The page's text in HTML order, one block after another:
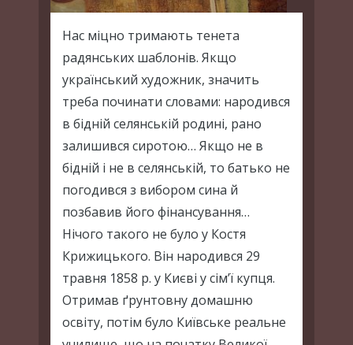
Нас міцно тримають тенета
радянських шаблонів. Якщо
український художник, значить
треба починати словами: народився
в бідній селянській родині, рано
залишився сиротою… Якщо не в
бідній і не в селянській, то батько не
погодився з вибором сина й
позбавив його фінансування…
Нічого такого не було у Костя
Крижицького. Він народився 29
травня 1858 р. у Києві у сім’ї купця.
Отримав ґрунтовну домашню
освіту, потім було Київське реальне